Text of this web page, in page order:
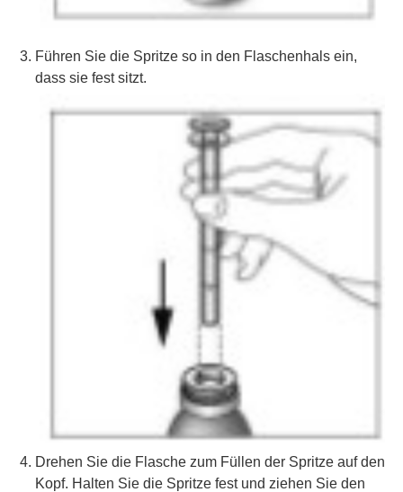
Führen Sie die Spritze so in den Flaschenhals ein,
dass sie fest sitzt.
Drehen Sie die Flasche zum Füllen der Spritze auf den
Kopf. Halten Sie die Spritze fest und ziehen Sie den